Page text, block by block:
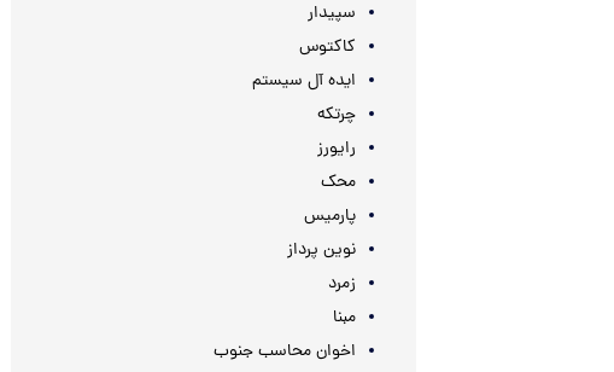
سپیدار
کاکتوس
ایده آل سیستم
چرتکه
رایورز
محک
پارمیس
نوین پرداز
زمرد
مبنا
اخوان محاسب جنوب